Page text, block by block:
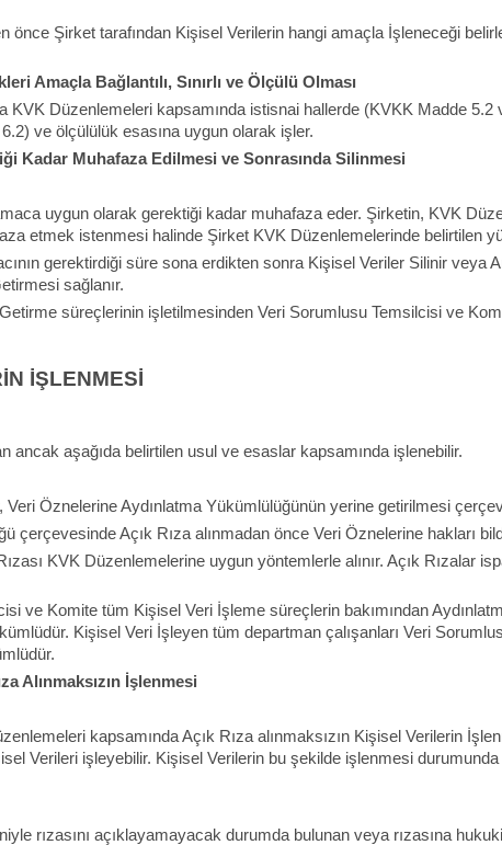
önce Şirket tarafından Kişisel Verilerin hangi amaçla İşleneceği
Amaçla Bağlantılı, Sınırlı ve Ölçülü Olması
KVK Düzenlemeleri kapsamında istisnai hallerde (KVKK Madde
ve ölçülülük esasına uygun olarak işler.
Kadar Muhafaza Edilmesi ve Sonrasında Silinmesi
uygun olarak gerektiği kadar muhafaza eder. Şirketin, KVK
etmek istenmesi halinde Şirket KVK Düzenlemelerinde belirtilen
gerektirdiği süre sona erdikten sonra Kişisel Veriler Silinir veya
sağlanır.
süreçlerinin işletilmesinden Veri Sorumlusu Temsilcisi ve
İŞLENMESİ
ancak aşağıda belirtilen usul ve esaslar kapsamında işlenebilir.
Veri Öznelerine Aydınlatma Yükümlülüğünün yerine getirilmesi
çerçevesinde Açık Rıza alınmadan önce Veri Öznelerine hakları
KVK Düzenlemelerine uygun yöntemlerle alınır. Açık
ve Komite tüm Kişisel Veri İşleme süreçlerin bakımından
Kişisel Veri İşleyen tüm departman çalışanları Veri
Alınmaksızın İşlenmesi
kapsamında Açık Rıza alınmaksızın Kişisel Verilerin
Verileri işleyebilir. Kişisel Verilerin bu şekilde işlenmesi
rızasını açıklayamayacak durumda bulunan veya rızasına